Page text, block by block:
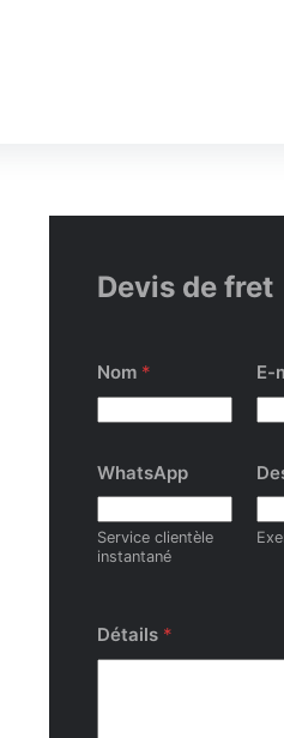
Devis de fret
Nom *
WhatsApp
Service clientèle
instantané
E-
Détails *